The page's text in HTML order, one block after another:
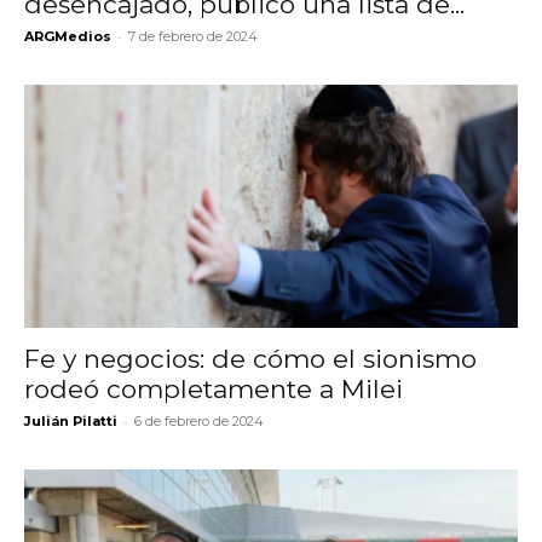
ARGMedios - 7 de febrero de 2024
Fe y negocios: de cómo el sionismo
rodeó completamente a Milei
Julián Pilatti - 6 de febrero de 2024